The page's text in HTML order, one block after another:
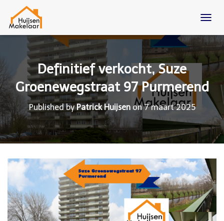
O
G
G
L
N
A
A
O
N
Definitief verkocht, Suze
Groenewegstraat 97 Purmerend
Published byPatrick Huijsenon7 maart 2025